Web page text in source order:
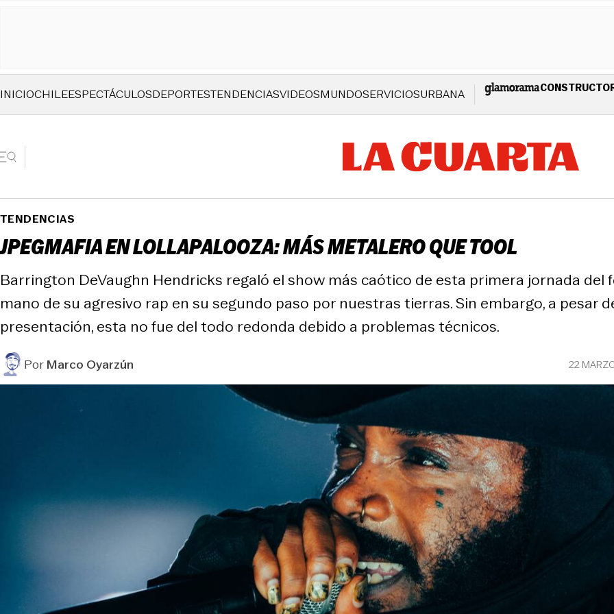
INICIOCHILEESPECTÁCULOSDEPORTESTENDENCIASVIDEOSMUNDOSERVICIOSURBANA
TENDENCIAS
JPEGMAFIA EN LOLLAPALOOZA: MÁS METALERO QUE TOOL
Barrington DeVaughn Hendricks regaló el show más caótico de esta primera jornada del
mano de su agresivo rap en su segundo paso por nuestras tierras. Sin embargo, a pesar
presentación, esta no fue del todo redonda debido a problemas técnicos.
PorMarco Oyarzún 22